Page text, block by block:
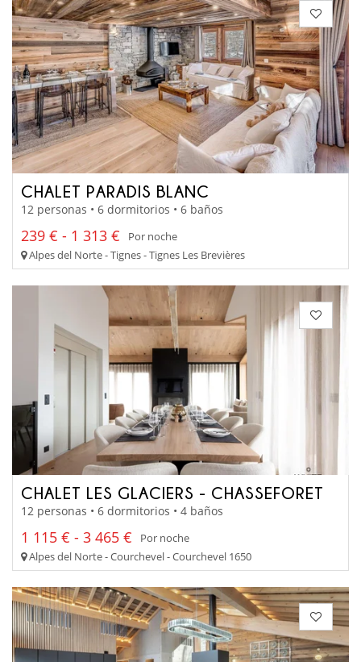
CHALET PARADIS BLANC
12 personas • 6 dormitorios • 6 baños
239 € - 1 313 €
Por noche
Alpes del Norte - Tignes - Tignes Les Brevières
CHALET LES GLACIERS - CHASSEFORET
12 personas • 6 dormitorios • 4 baños
1 115 € - 3 465 €
Por noche
Alpes del Norte - Courchevel - Courchevel 1650